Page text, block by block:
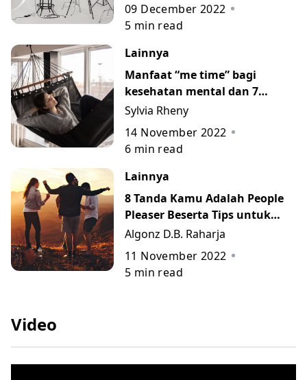
09 December 2022
5 min read
Lainnya
Manfaat “me time” bagi
kesehatan mental dan 7
kegiatan yang bisa untuk
Sylvia Rheny
14 November 2022
6 min read
Lainnya
8 Tanda Kamu Adalah People
Pleaser Beserta Tips untuk
Meminimalisasinya
Algonz D.B. Raharja
11 November 2022
5 min read
Video